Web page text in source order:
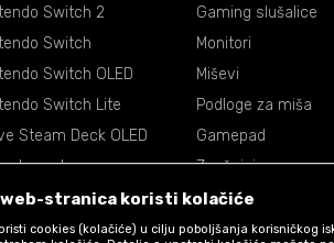
Switch 2
Switch
Switch OLED
Switch Lite
Steam Deck OLED
konzole
Gaming slušalice
Monitori
Miševi
Podloge za miša
Gamepad
Zvučnici
Volani
Accessories
web-stranica koristi kolačiće
cookies (kolačiće) u cilju poboljšanja korisničkog